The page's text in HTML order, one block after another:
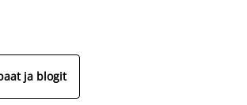
ja blogit